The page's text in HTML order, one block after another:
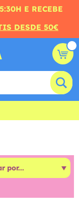
E RECEBE
DESDE 50€